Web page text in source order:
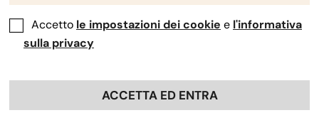
Accetto le impostazioni dei cookie e l'informativa
sulla privacy
ACCETTA ED ENTRA